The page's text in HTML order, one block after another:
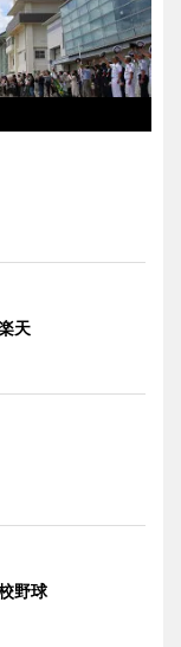
天
野球